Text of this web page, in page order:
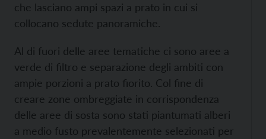
che lasciano ampi spazi a prato in cui si
collocano sedute panoramiche.
Al di fuori delle aree tematiche ci sono aree a
verde di filtro e separazione degli ambiti con
ampie porzioni a prato fiorito. Col fine di
creare zone ombreggiate in corrispondenza
delle aree di sosta sono stati piantumati alberi
a medio fusto prevalentemente selezionati per